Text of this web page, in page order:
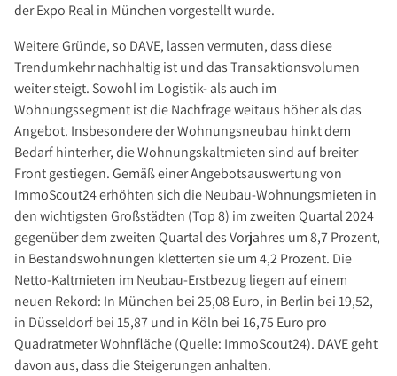
Nachlassservice
Blog
News
Podcast
Ratgeber
Über Uns
Unternehmen
Team
Kundenbewertungen
Stellenangebote
Presse
Kontakt
der Expo Real in München vorgestellt wurde.
Weitere Gründe, so DAVE, lassen vermuten, dass diese
Trendumkehr nachhaltig ist und das Transaktionsvolumen
weiter steigt. Sowohl im Logistik- als auch im
Wohnungssegment ist die Nachfrage weitaus höher als das
Angebot. Insbesondere der Wohnungsneubau hinkt dem
Bedarf hinterher, die Wohnungskaltmieten sind auf breiter
Front gestiegen. Gemäß einer Angebotsauswertung von
ImmoScout24 erhöhten sich die Neubau-Wohnungsmieten in
den wichtigsten Großstädten (Top 8) im zweiten Quartal 2024
gegenüber dem zweiten Quartal des Vorjahres um 8,7 Prozent,
in Bestandswohnungen kletterten sie um 4,2 Prozent. Die
Netto-Kaltmieten im Neubau-Erstbezug liegen auf einem
neuen Rekord: In München bei 25,08 Euro, in Berlin bei 19,52,
in Düsseldorf bei 15,87 und in Köln bei 16,75 Euro pro
Quadratmeter Wohnfläche (Quelle: ImmoScout24). DAVE geht
davon aus, dass die Steigerungen anhalten.